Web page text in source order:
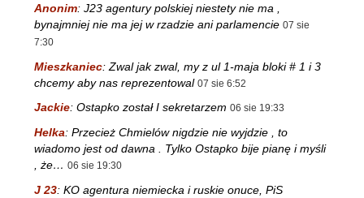
Anonim: J23 agentury polskiej niestety nie ma ,
bynajmniej nie ma jej w rzadzie ani parlamencie 07 sie
7:30
Mieszkaniec: Zwal jak zwal, my z ul 1-maja bloki # 1 i 3
chcemy aby nas reprezentowal 07 sie 6:52
Jackie: Ostapko został I sekretarzem 06 sie 19:33
Helka: Przecież Chmielów nigdzie nie wyjdzie , to
wiadomo jest od dawna . Tylko Ostapko bije pianę i myśli
, że… 06 sie 19:30
J 23: KO agentura niemiecka i ruskie onuce, PiS